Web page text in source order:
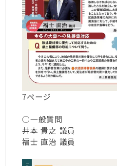
7ページ
○一般質問
井本 貴之 議員
福士 直治 議員